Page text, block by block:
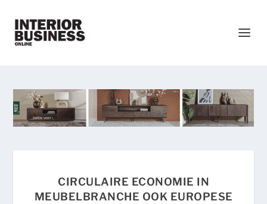
CIRCULAIRE ECONOMIE IN
MEUBELBRANCHE OOK EUROPESE